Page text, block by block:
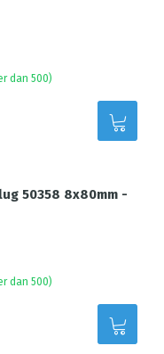
dan 500)
50358 8x80mm -
dan 500)